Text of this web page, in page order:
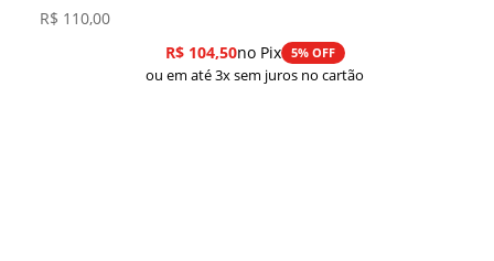
R$ 110,00
R$104,50no Pix 5% OFF
ou em até 3x sem juros no cartão